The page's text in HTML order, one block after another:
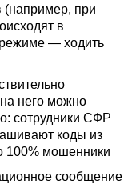
при
в
режиме — ходить
него можно
сотрудники СФР
коды из
100% мошенники
сообщение